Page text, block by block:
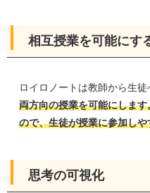
相互授業を可能にす
ロイロノートは教師から生
両方向の授業を可能にしま
ので、生徒が授業に参加し
思考の可視化